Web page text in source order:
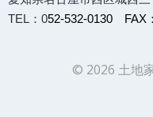
TEL：052-532-0130 FAX
© 2026 土地